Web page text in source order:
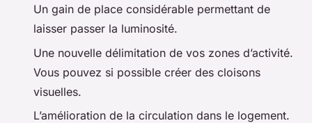
Un gain de place considérable permettant de
laisser passer la luminosité.
Une nouvelle délimitation de vos zones d’activité.
Vous pouvez si possible créer des cloisons
visuelles.
L’amélioration de la circulation dans le logement.